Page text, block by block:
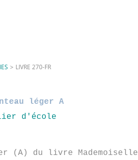
> LIVRE 270-FR
léger A
(A) du livre Mademoiselle